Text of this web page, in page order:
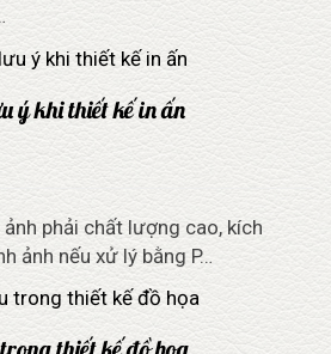
ý khi thiết kế in ấn
phải chất lượng cao, kích
ảnh nếu xử lý bằng P…